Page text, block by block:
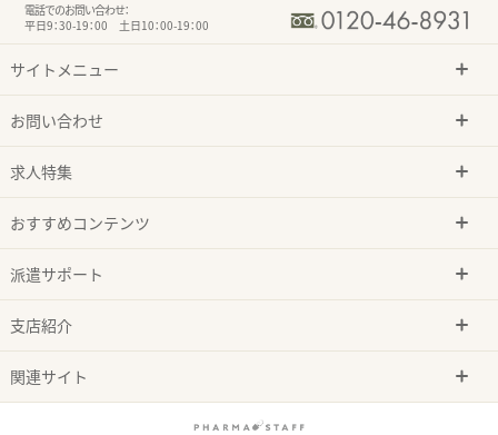
電話でのお問い合わせ：
平日9：30-19：00 土日10：00-19：00
サイトメニュー
お問い合わせ
求人特集
おすすめコンテンツ
派遣サポート
支店紹介
関連サイト